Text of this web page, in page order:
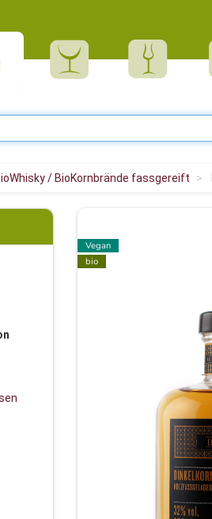
/ BioKornbrände fassgereift
Vegan
bio